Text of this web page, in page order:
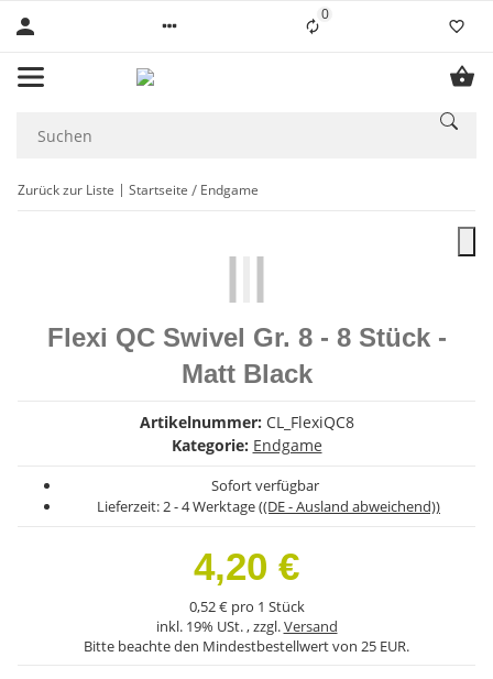
0Liste ist leer
Zurück zur Liste Startseite Endgame
Flexi QC Swivel Gr. 8 - 8 Stück -
Matt Black
Artikelnummer: CL_FlexiQC8
Kategorie: Endgame
Sofort verfügbar
Lieferzeit:2 - 4 Werktage((DE - Ausland abweichend))
4,20 €
0,52 € pro 1 Stück
inkl. 19% USt. , zzgl.Versand
Bitte beachte den Mindestbestellwert von 25 EUR.